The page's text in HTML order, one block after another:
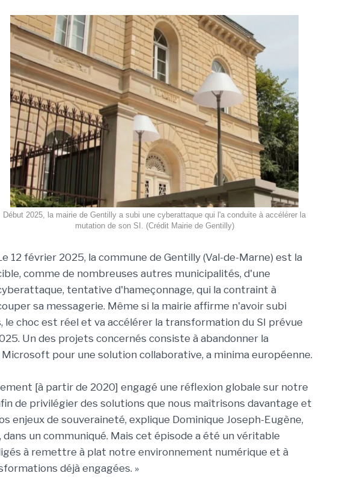
Début 2025, la mairie de Gentilly a subi une cyberattaque qui l'a conduite à accélérer la
mutation de son SI. (Crédit Mairie de Gentilly)
12 février 2025, la commune de Gentilly (Val-de-Marne) est la
comme de nombreuses autres municipalités, d'une
tentative d'hameçonnage, qui la contraint à
sa messagerie. Même si la mairie affirme n'avoir subi
le choc est réel et va accélérer la transformation du SI prévue
Un des projets concernés consiste à abandonner la
pour une solution collaborative, a minima européenne.
[à partir de 2020] engagé une réflexion globale sur notre
de privilégier des solutions que nous maîtrisons davantage et
enjeux de souveraineté, explique Dominique Joseph-Eugène,
dans un communiqué. Mais cet épisode a été un véritable
à remettre à plat notre environnement numérique et à
déjà engagées. »